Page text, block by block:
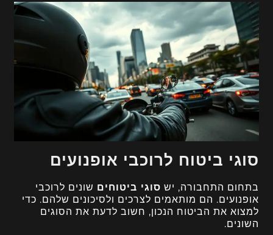
סוגי ביטוח לרוכבי אופנועים
בתחום התחבורה, יש סוגי ביטוחים שונים לרוכבי
אופנועים. הם מותאמים לצרכים ולסיכונים שלהם. כדי
למצוא את הביטוח הנכון, חשוב לדעת את הסוגים
השונים.